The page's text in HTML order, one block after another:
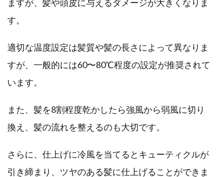
ますが、髪や頭皮に与えるダメージが大きくなりま
す。
適切な温度設定は髪質や髪の長さによって異なりま
すが、一般的には60〜80℃程度の設定が推奨されて
います。
また、髪を8割程度乾かしたら強風から弱風に切り
換え、髪の流れを整えるのも大切です。
さらに、仕上げに冷風を当てるとキューティクルが
引き締まり、ツヤのある髪に仕上げることができま